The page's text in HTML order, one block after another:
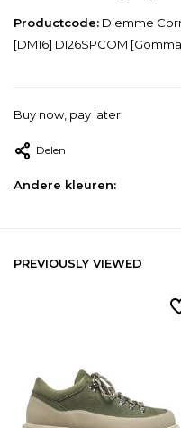
Productcode: Diemme
[DM16] DI26SPCOM
Buy now, pay later
Delen
Andere kleuren:
PREVIOUSLY VIEWED